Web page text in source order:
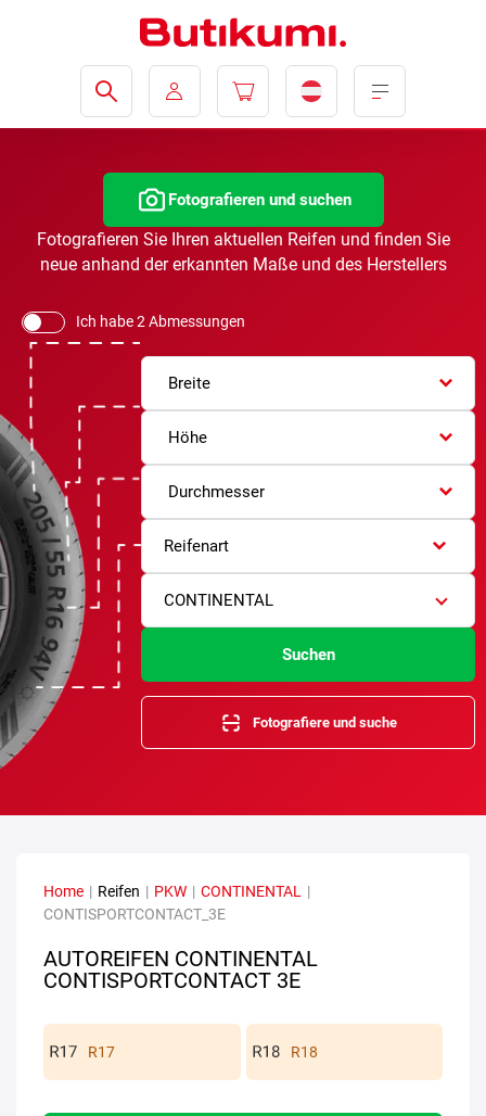
Fotografieren und suchen
Fotografieren Sie Ihren aktuellen Reifen und finden Sie
neue anhand der erkannten Maße und des Herstellers
Ich habe 2 Abmessungen
Breite
Höhe
Durchmesser
Reifenart
CONTINENTAL
Suchen
Fotografiere und suche
Home | Reifen | PKW | CONTINENTAL
|
CONTISPORTCONTACT_3E
AUTOREIFEN CONTINENTAL
CONTISPORTCONTACT 3E
R17 R18